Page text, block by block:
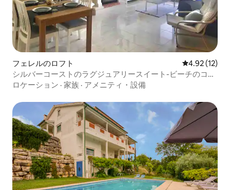
フェレルのロフト レビュー12
4.92 (12)
シルバーコーストのラグジュアリースイート-ビーチのコン
ドミニアム
ロケーション · 家族 · アメニティ・設備